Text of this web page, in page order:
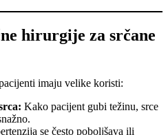
hirurgije za srčane
imaju velike koristi:
Kako pacijent gubi težinu, srce
se često poboljšava ili